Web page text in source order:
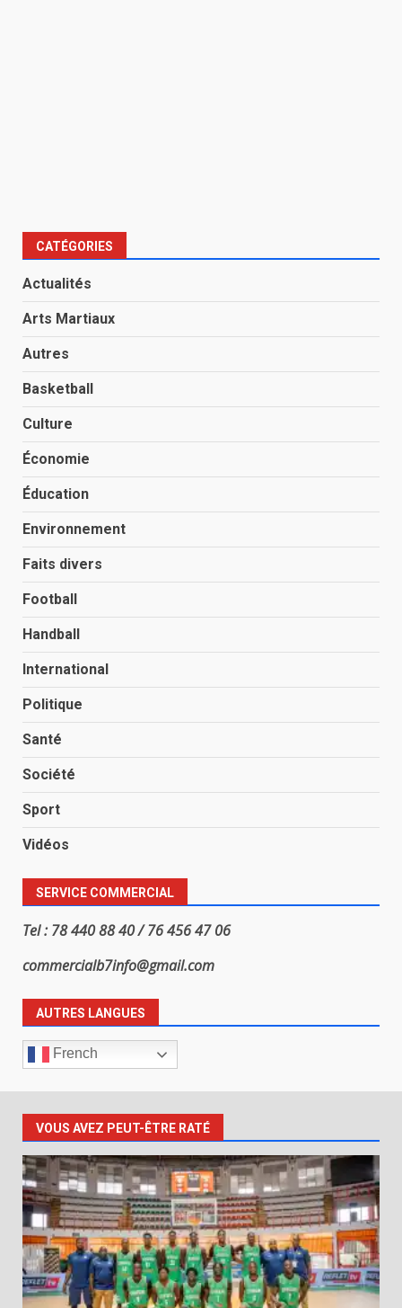
CATÉGORIES
Actualités
Arts Martiaux
Autres
Basketball
Culture
Économie
Éducation
Environnement
Faits divers
Football
Handball
International
Politique
Santé
Société
Sport
Vidéos
SERVICE COMMERCIAL
Tel : 78 440 88 40 / 76 456 47 06
commercialb7info@gmail.com
AUTRES LANGUES
French
VOUS AVEZ PEUT-ÊTRE RATÉ